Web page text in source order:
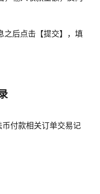
之后点击【提交】，填
付款相关订单交易记